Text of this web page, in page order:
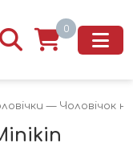
0
— Чоловічок